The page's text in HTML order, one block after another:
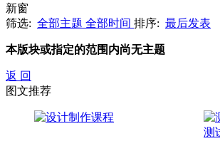
新窗
筛选: 全部主题 全部时间 排序: 最后发表
本版块或指定的范围内尚无主题
返 回
图文推荐